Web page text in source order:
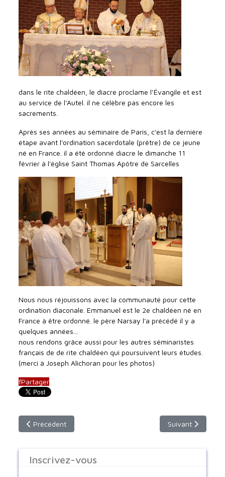
dans le rite chaldéen, le diacre proclame l’Évangile et est
au service de l'Autel. il ne célèbre pas encore les
sacrements.
Après ses années au séminaire de Paris, c'est la dernière
étape avant l'ordination sacerdotale (prêtre) de ce jeune
né en France. il a été ordonné diacre le dimanche 11
février à l'église Saint Thomas Apôtre de Sarcelles
Nous nous réjouissons avec la communauté pour cette
ordination diaconale. Emmanuel est le 2e chaldéen né en
France à être ordonné. le père Narsay l'a précédé il y a
quelques années...
nous rendons grâce aussi pour les autres séminaristes
français de de rite chaldéen qui poursuivent leurs études.
(merci à Joseph Alichoran pour les photos)
fPartager
Article précédent : Le Patriarche Chaldéen nommé Cardinal
Précédent Article suivant :
Suivant
Inscrivez-vous